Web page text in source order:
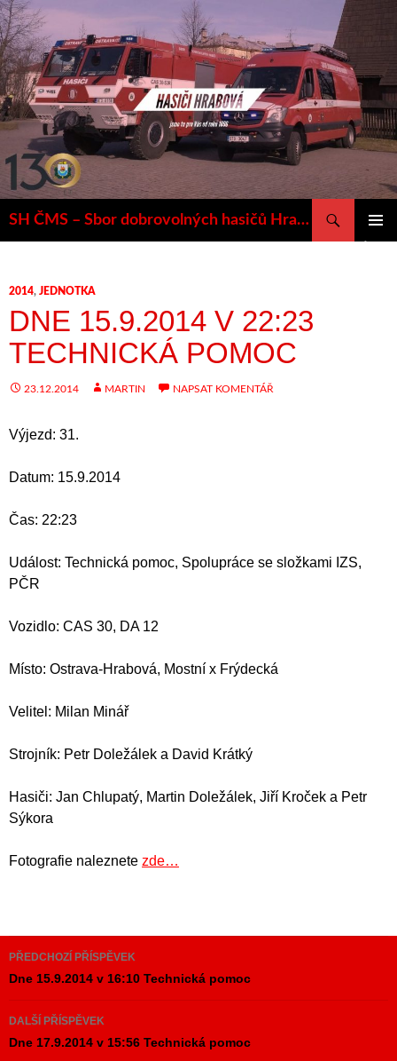
Přejít
k
obsahu
webu
SH ČMS – Sbor dobrovolných hasičů Hrabová
Hledat
2014, JEDNOTKA
DNE 15.9.2014 V 22:23
TECHNICKÁ POMOC
23.12.2014 MARTIN NAPSAT KOMENTÁŘ
Výjezd: 31.
Datum: 15.9.2014
Čas: 22:23
Událost: Technická pomoc, Spolupráce se složkami IZS,
PČR
Vozidlo: CAS 30, DA 12
Místo: Ostrava-Hrabová, Mostní x Frýdecká
Velitel: Milan Minář
Strojník: Petr Doležálek a David Krátký
Hasiči: Jan Chlupatý, Martin Doležálek, Jiří Kroček a Petr
Sýkora
Fotografie naleznete zde…
Navigace
pro
příspěvky
PŘEDCHOZÍ PŘÍSPĚVEK
Dne 15.9.2014 v 16:10 Technická pomoc
DALŠÍ PŘÍSPĚVEK
Dne 17.9.2014 v 15:56 Technická pomoc